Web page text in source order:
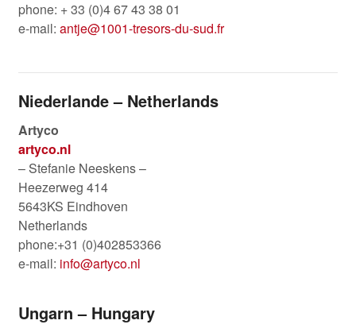
phone: + 33 (0)4 67 43 38 01
e-mail: antje@1001-tresors-du-sud.fr
Niederlande – Netherlands
Artyco
artyco.nl
– Stefanie Neeskens –
Heezerweg 414
5643KS Eindhoven
Netherlands
phone:+31 (0)402853366
e-mail: info@artyco.nl
Ungarn – Hungary